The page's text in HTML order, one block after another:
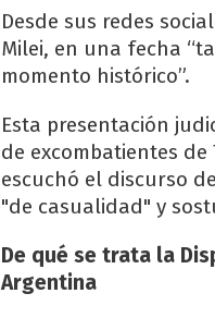
Desde sus redes
Milei, en una fecha
momento histórico”.
Esta presentación
de excombatientes
escuchó el discurso
"de casualidad" y
De qué se trata la
Argentina